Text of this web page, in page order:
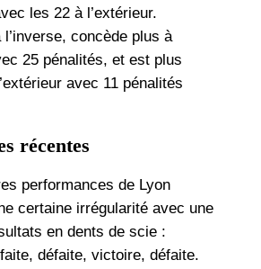
les 22 à l’extérieur.
l’inverse, concède plus à
25 pénalités, et est plus
avec 11 pénalités
récentes
performances de Lyon
certaine irrégularité avec une
en dents de scie :
défaite, victoire, défaite.